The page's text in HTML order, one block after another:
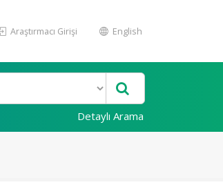
Araştırmacı Girişi English
Detaylı Arama